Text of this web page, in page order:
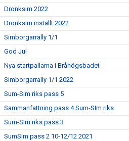
Dronksim 2022
Dronksim inställt 2022
Simborgarrally 1/1
God Jul
Nya startpallarna i Bråhögsbadet
Simborgarrally 1/1 2022
Sum-Sim riks pass 5
Sammanfattning pass 4 Sum-SIm riks
Sum-SIm riks pass 3
SumSim pass 2 10-12/12 2021